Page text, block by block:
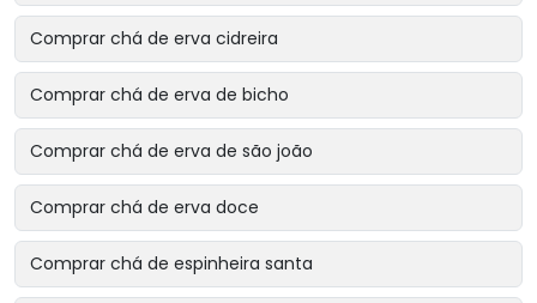
Comprar chá de erva cidreira
Comprar chá de erva de bicho
Comprar chá de erva de são joão
Comprar chá de erva doce
Comprar chá de espinheira santa